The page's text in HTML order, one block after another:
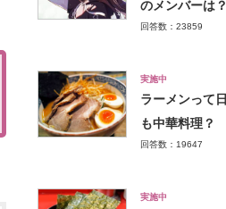
のメンバーは？
回答数：23859
実施中
ラーメンって
も中華料理？
回答数：19647
実施中